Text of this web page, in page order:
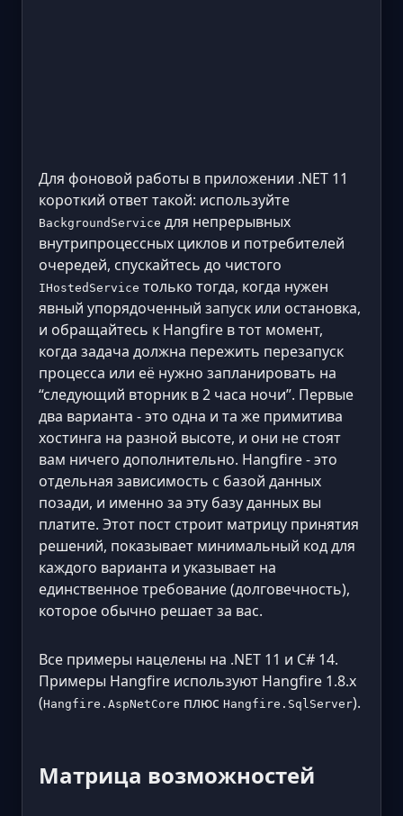
Для фоновой работы в приложении .NET 11
короткий ответ такой: используйте
BackgroundService для непрерывных
внутрипроцессных циклов и потребителей
очередей, спускайтесь до чистого
IHostedService только тогда, когда нужен
явный упорядоченный запуск или остановка,
и обращайтесь к Hangfire в тот момент,
когда задача должна пережить перезапуск
процесса или её нужно запланировать на
“следующий вторник в 2 часа ночи”. Первые
два варианта - это одна и та же примитива
хостинга на разной высоте, и они не стоят
вам ничего дополнительно. Hangfire - это
отдельная зависимость с базой данных
позади, и именно за эту базу данных вы
платите. Этот пост строит матрицу принятия
решений, показывает минимальный код для
каждого варианта и указывает на
единственное требование (долговечность),
которое обычно решает за вас.
Все примеры нацелены на .NET 11 и C# 14.
Примеры Hangfire используют Hangfire 1.8.x
(Hangfire.AspNetCore плюс Hangfire.SqlServer).
Матрица возможностей